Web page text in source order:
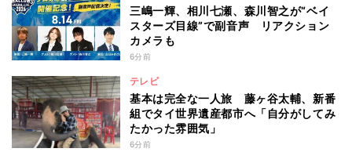
三嶋一輝、相川七瀬、森川智之が“ベイ
スターズ目線”で副音声 リアクション
カメラも
6分前
テレビ
基本は完全な一人旅 藤ヶ谷太輔、新番
組でタイ世界遺産都市へ「自分がしてみ
たかった雰囲気」
6分前